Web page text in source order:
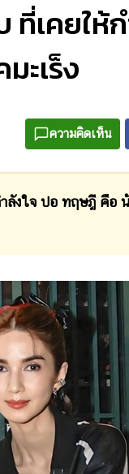
ที่เคยใ
ะเร็ง
ความคิดเห็น
ปอ ทฤษฎี คือ น้อ